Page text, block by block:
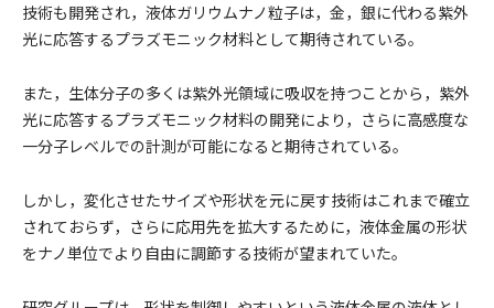
技術も開発され，液体ガリウムナノ粒子は，金，銀に代わる紫外
光に応答するプラズモニック材料として期待されている。
また，生体分子の多くは紫外光領域に吸収を持つことから，紫外
光に応答するプラズモニック材料の開発により，さらに高感度な
一分子レベルでの計測が可能になると期待されている。
しかし，変化させたサイズや形状を元に戻す技術はこれまで確立
されておらず，さらに応用先を拡大するために，液体金属の形状
をナノ単位でより自由に調節する技術が望まれていた。